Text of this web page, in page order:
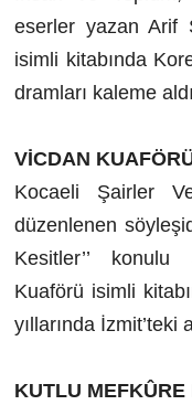
eserler yazan Arif
isimli kitabında
dramları kaleme
VİCDAN
Kocaeli Şairler
düzenlenen
Kesitler’’
Kuaförü isimli
yıllarında İzmit’teki
KUTLU